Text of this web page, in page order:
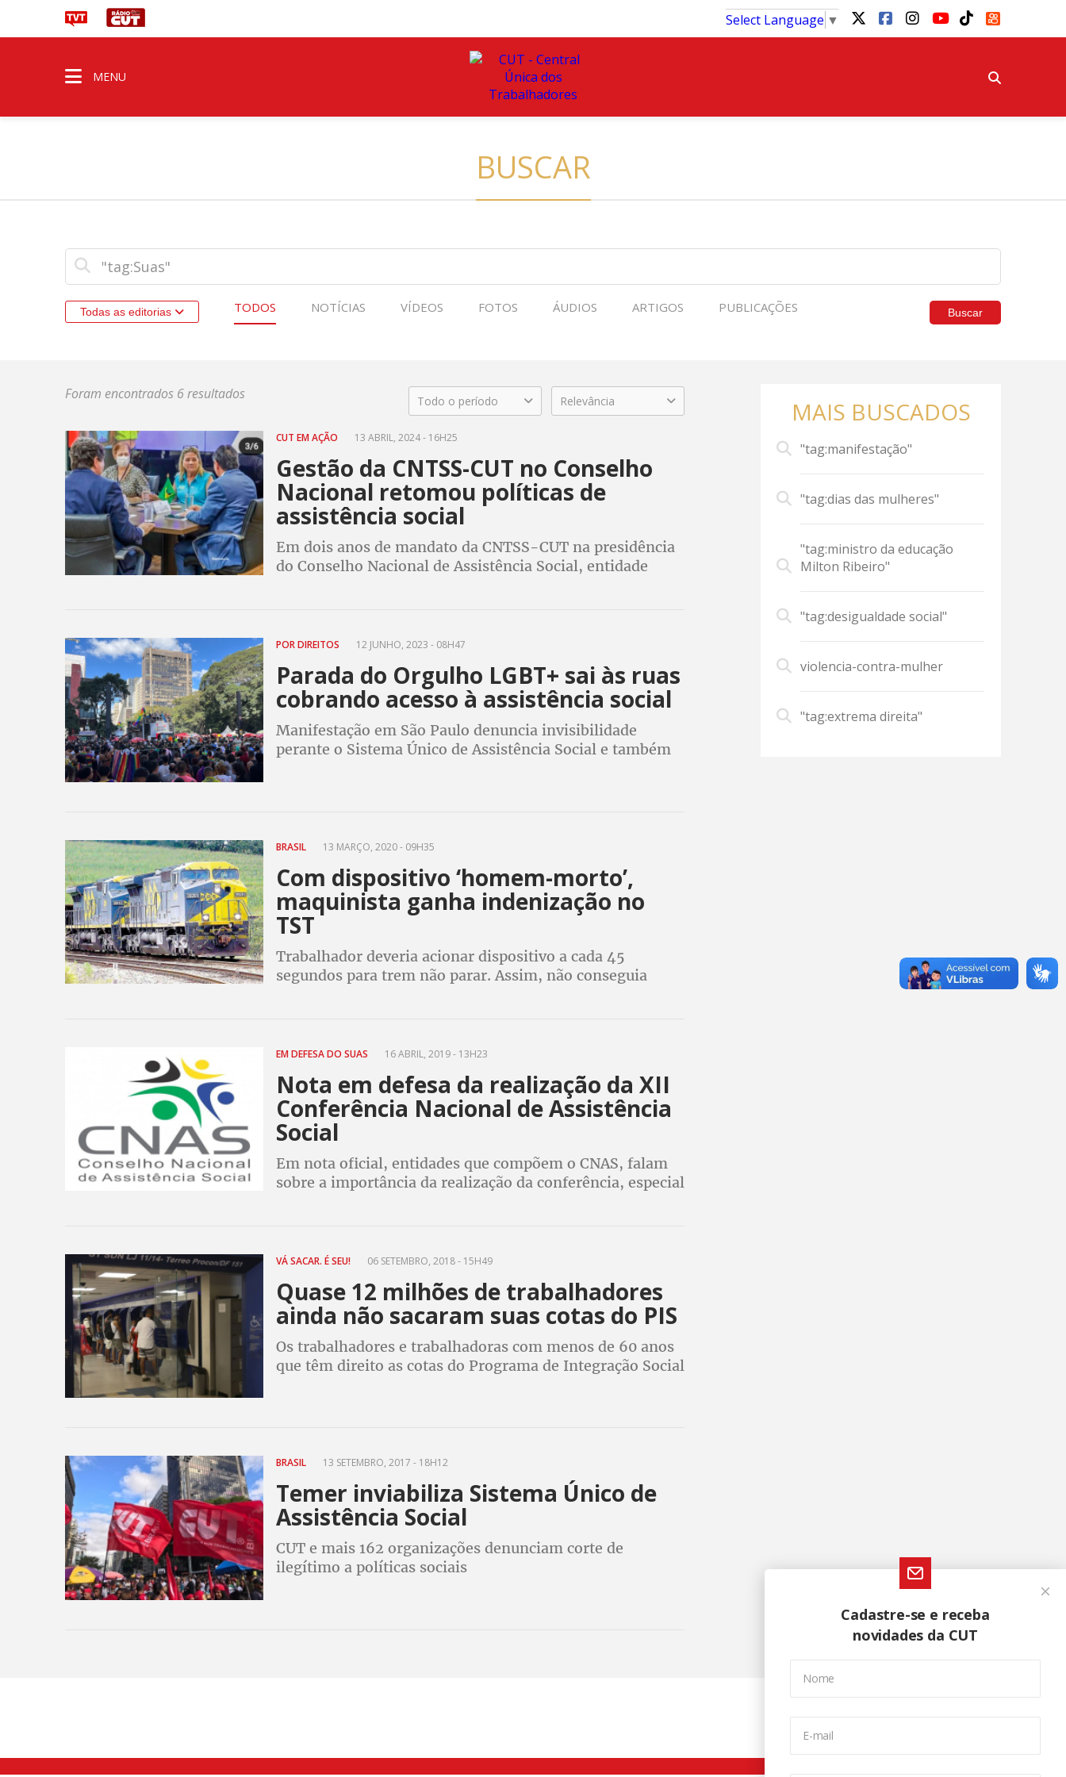
Select Language ▼
MENU
BUSCAR
Todas as editorias TODOS NOTÍCIAS VÍDEOS FOTOS ÁUDIOS ARTIGOS PUBLICAÇÕES Buscar
Foram encontrados 6 resultados Todo o período Relevância
CUT EM AÇÃO 13 ABRIL, 2024 - 16H25
Gestão da CNTSS-CUT no Conselho
Nacional retomou políticas de
assistência social
Em dois anos de mandato da CNTSS-CUT na presidência
do Conselho Nacional de Assistência Social, entidade
POR DIREITOS 12 JUNHO, 2023 - 08H47
Parada do Orgulho LGBT+ sai às ruas
cobrando acesso à assistência social
Manifestação em São Paulo denuncia invisibilidade
perante o Sistema Único de Assistência Social e também
BRASIL 13 MARÇO, 2020 - 09H35
Com dispositivo ‘homem-morto’,
maquinista ganha indenização no
TST
Trabalhador deveria acionar dispositivo a cada 45
segundos para trem não parar. Assim, não conseguia
EM DEFESA DO SUAS 16 ABRIL, 2019 - 13H23
Nota em defesa da realização da XII
Conferência Nacional de Assistência
Social
Em nota oficial, entidades que compõem o CNAS, falam
sobre a importância da realização da conferência, especial
VÁ SACAR. É SEU! 06 SETEMBRO, 2018 - 15H49
Quase 12 milhões de trabalhadores
ainda não sacaram suas cotas do PIS
Os trabalhadores e trabalhadoras com menos de 60 anos
que têm direito as cotas do Programa de Integração Social
BRASIL 13 SETEMBRO, 2017 - 18H12
Temer inviabiliza Sistema Único de
Assistência Social
CUT e mais 162 organizações denunciam corte de
ilegítimo a políticas sociais
MAIS BUSCADOS
"tag:manifestação"
"tag:dias das mulheres"
"tag:ministro da educação
Milton Ribeiro"
"tag:desigualdade social"
violencia-contra-mulher
"tag:extrema direita"
Cadastre-se e receba
novidades da CUT
Nome
E-mail